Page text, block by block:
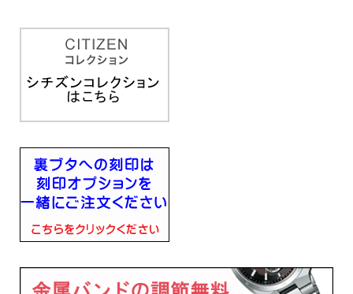
■１０気圧防水
■ステンレススチールケース
■クリスタルガラス
■カレンダー（日付）機能
■夜光（蓄光塗料）：針
■バンド幅20mm
■キャリバーNo：H500
■バンド調整可能サイズ：150～194mm
・充電警告機能
・過充電防止機能
・秒針停止機能
・フル充電時約5ヶ月可動
・日付表示
■メーカーの正規国内保証書付き（3年間保証）